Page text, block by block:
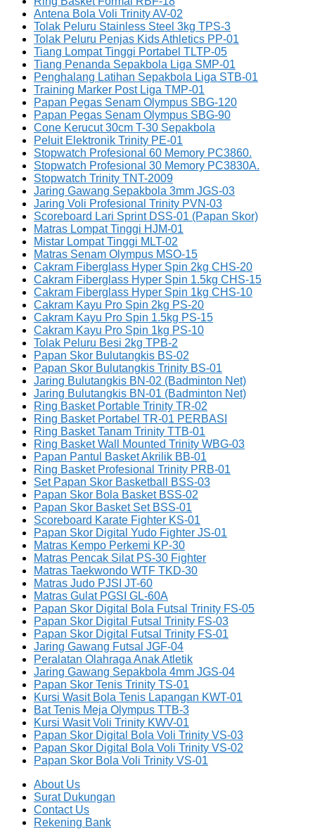
Antena Bola Voli Trinity AV-02
Tolak Peluru Stainless Steel 3kg TPS-3
Tolak Peluru Penjas Kids Athletics PP-01
Tiang Lompat Tinggi Portabel TLTP-05
Tiang Penanda Sepakbola Liga SMP-01
Penghalang Latihan Sepakbola Liga STB-01
Training Marker Post Liga TMP-01
Papan Pegas Senam Olympus SBG-120
Papan Pegas Senam Olympus SBG-90
Cone Kerucut 30cm T-30 Sepakbola
Peluit Elektronik Trinity PE-01
Stopwatch Profesional 60 Memory PC3860.
Stopwatch Profesional 30 Memory PC3830A.
Stopwatch Trinity TNT-2009
Jaring Gawang Sepakbola 3mm JGS-03
Jaring Voli Profesional Trinity PVN-03
Scoreboard Lari Sprint DSS-01 (Papan Skor)
Matras Lompat Tinggi HJM-01
Mistar Lompat Tinggi MLT-02
Matras Senam Olympus MSO-15
Cakram Fiberglass Hyper Spin 2kg CHS-20
Cakram Fiberglass Hyper Spin 1.5kg CHS-15
Cakram Fiberglass Hyper Spin 1kg CHS-10
Cakram Kayu Pro Spin 2kg PS-20
Cakram Kayu Pro Spin 1.5kg PS-15
Cakram Kayu Pro Spin 1kg PS-10
Tolak Peluru Besi 2kg TPB-2
Papan Skor Bulutangkis BS-02
Papan Skor Bulutangkis Trinity BS-01
Jaring Bulutangkis BN-02 (Badminton Net)
Jaring Bulutangkis BN-01 (Badminton Net)
Ring Basket Portable Trinity TR-02
Ring Basket Portabel TR-01 PERBASI
Ring Basket Tanam Trinity TTB-01
Ring Basket Wall Mounted Trinity WBG-03
Papan Pantul Basket Akrilik BB-01
Ring Basket Profesional Trinity PRB-01
Set Papan Skor Basketball BSS-03
Papan Skor Bola Basket BSS-02
Papan Skor Basket Set BSS-01
Scoreboard Karate Fighter KS-01
Papan Skor Digital Yudo Fighter JS-01
Matras Kempo Perkemi KP-30
Matras Pencak Silat PS-30 Fighter
Matras Taekwondo WTF TKD-30
Matras Judo PJSI JT-60
Matras Gulat PGSI GL-60A
Papan Skor Digital Bola Futsal Trinity FS-05
Papan Skor Digital Futsal Trinity FS-03
Papan Skor Digital Futsal Trinity FS-01
Jaring Gawang Futsal JGF-04
Peralatan Olahraga Anak Atletik
Jaring Gawang Sepakbola 4mm JGS-04
Papan Skor Tenis Trinity TS-01
Kursi Wasit Bola Tenis Lapangan KWT-01
Bat Tenis Meja Olympus TTB-3
Kursi Wasit Voli Trinity KWV-01
Papan Skor Digital Bola Voli Trinity VS-03
Papan Skor Digital Bola Voli Trinity VS-02
Papan Skor Bola Voli Trinity VS-01
About Us
Surat Dukungan
Contact Us
Rekening Bank